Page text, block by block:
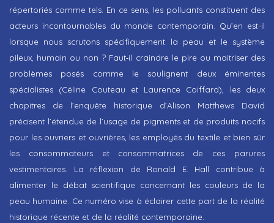
répertoriés comme tels. En ce sens, les polluants constituent des
acteurs incontournables du monde contemporain. Qu’en est-il
lorsque nous scrutons spécifiquement la peau et le système
pileux, humain ou non ? Faut‑il craindre le pire ou maitriser des
problèmes posés comme le soulignent deux éminentes
spécialistes (Céline Couteau et Laurence Coiffard), les deux
chapitres de l’enquête historique d’Alison Matthews David
précisent l’étendue de l’usage de pigments et de produits nocifs
pour les ouvriers et ouvrières, les employés du textile et bien sûr
les consommateurs et consommatrices de ces parures
vestimentaires. La réflexion de Ronald E. Hall contribue à
alimenter le débat scientifique concernant les couleurs de la
peau humaine. Ce numéro vise à éclairer cette part de la réalité
historique récente et de la réalité contemporaine.